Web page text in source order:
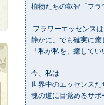
植物たちの叡智「フ
フラワーエッセンス
静かに、でも確実に癒
「私が私を、癒して
今、私は
世界中のエッセンスた
魂の道に目覚めるサポ